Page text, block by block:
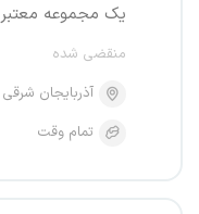
یک مجموعه معتبر
منقضی شده
آذربایجان شرقی
تمام وقت